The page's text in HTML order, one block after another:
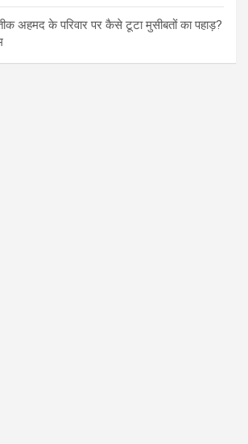
अहमद के परिवार पर कैसे टूटा मुसीबतों का पहाड़?